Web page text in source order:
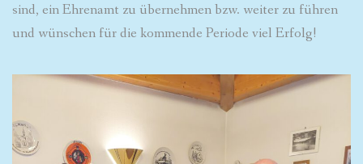
sind, ein Ehrenamt zu übernehmen bzw. weiter zu führen
und wünschen für die kommende Periode viel Erfolg!